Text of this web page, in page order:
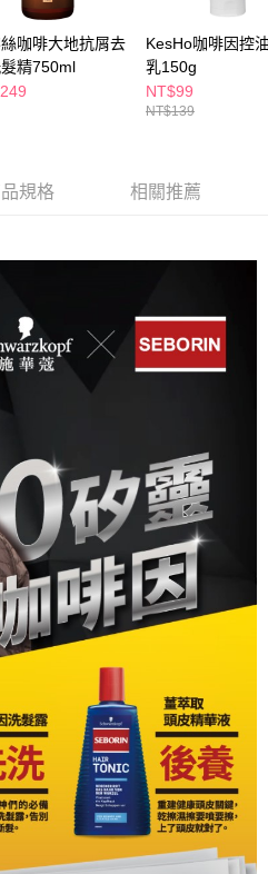
供之「AFTEE先享後付」服務完成之交
以下網址：
代理人或監護人之同意方可使用
額度不足之情形，本公司將視審查結果
)免運費
免運費
出貨)
咖啡大地抗屑去
精750ml
KesHo咖啡因控
乳150g
NT$99
NT$139
規格 相關推薦